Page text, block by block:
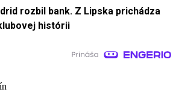
rozbil bank. Z Lipska prichádza
histórii